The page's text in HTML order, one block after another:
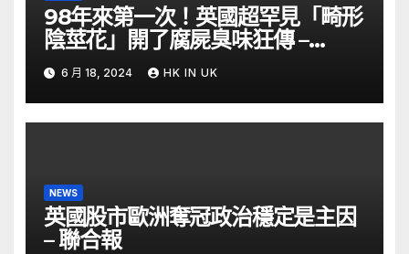
98年來第一次！英國超罕見「畸形
陰莖花」開了腐屍臭味狂傳 –
ETtoday
6 月 18, 2024 HK IN UK
NEWS
英國股市歐洲奪冠政治穩定是主因
– 聯合報